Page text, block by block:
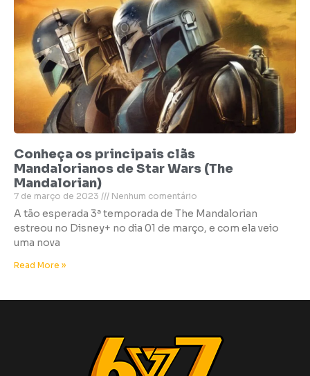
Conheça os principais clãs
Mandalorianos de Star Wars (The
Mandalorian)
7 de março de 2023 Nenhum comentário
A tão esperada 3ª temporada de The Mandalorian
estreou no Disney+ no dia 01 de março, e com ela veio
uma nova
Read More »